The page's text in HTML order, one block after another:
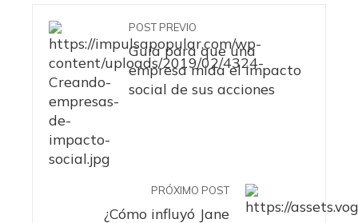
POST PREVIO
Guía para que una
empresa mida el impacto
social de sus acciones
PRÓXIMO POST
¿Cómo influyó Jane